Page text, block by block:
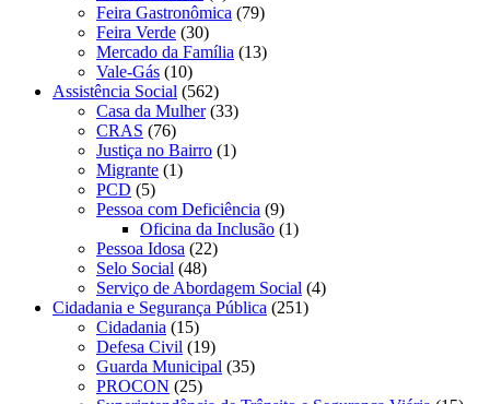
Feira Gastronômica (79)
Feira Verde (30)
Mercado da Família (13)
Vale-Gás (10)
Assistência Social (562)
Casa da Mulher(33)
CRAS (76)
Justiça no Bairro (1)
Migrante (1)
PCD (5)
Pessoa com Deficiência (9)
Oficina da Inclusão (1)
Pessoa Idosa (22)
Selo Social (48)
Serviço de Abordagem Social (4)
Cidadania e Segurança Pública (251)
Cidadania (15)
Defesa Civil (19)
Guarda Municipal (35)
PROCON (25)